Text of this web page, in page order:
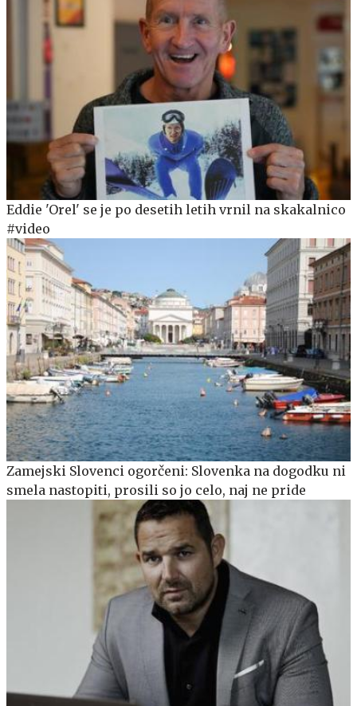
Eddie 'Orel' se je po desetih letih vrnil na skakalnico
#video
Zamejski Slovenci ogorčeni: Slovenka na dogodku ni
smela nastopiti, prosili so jo celo, naj ne pride